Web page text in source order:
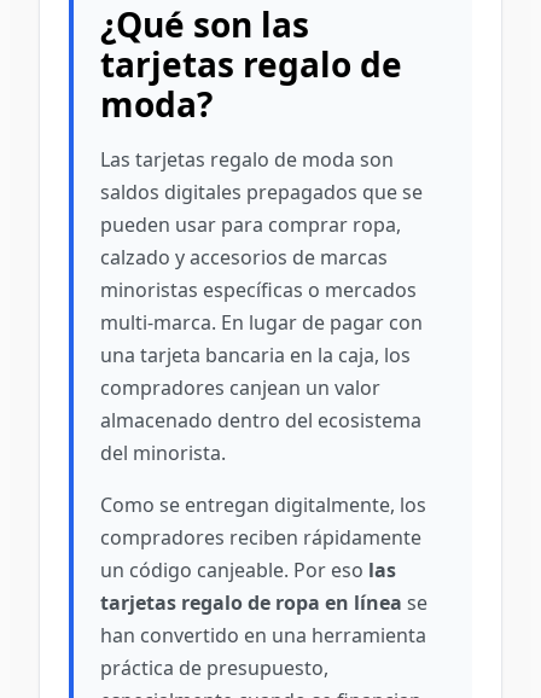
¿Qué son las
tarjetas regalo de
moda?
Las tarjetas regalo de moda son
saldos digitales prepagados que se
pueden usar para comprar ropa,
calzado y accesorios de marcas
minoristas específicas o mercados
multi-marca. En lugar de pagar con
una tarjeta bancaria en la caja, los
compradores canjean un valor
almacenado dentro del ecosistema
del minorista.
Como se entregan digitalmente, los
compradores reciben rápidamente
un código canjeable. Por eso las
tarjetas regalo de ropa en línea se
han convertido en una herramienta
práctica de presupuesto,